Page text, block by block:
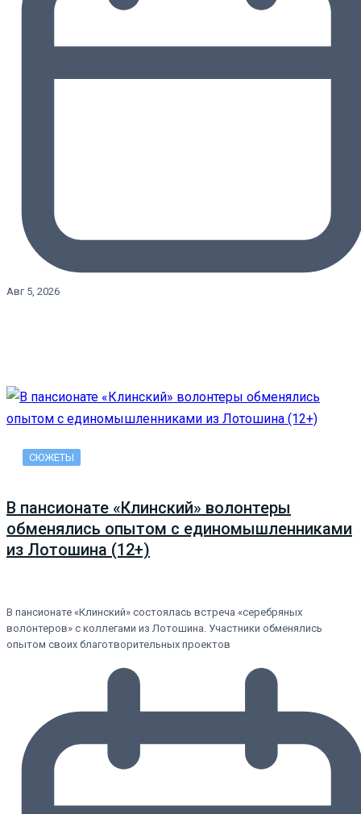
Авг 5, 2026
СЮЖЕТЫ
В пансионате «Клинский» волонтеры
обменялись опытом с единомышленниками
из Лотошина (12+)
В пансионате «Клинский» состоялась встреча «серебряных
волонтеров» с коллегами из Лотошина. Участники обменялись
опытом своих благотворительных проектов